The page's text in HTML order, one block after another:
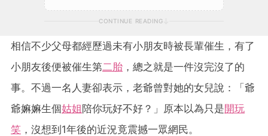
CONTINUE READING
相信不少父母都經歷過未有小朋友時被長輩催生，有了
小朋友後便被催生第二胎 ，總之就是一件沒完沒了的
事。不過一名人妻卻表示，老爺曾對她的女兒說：「爺
爺嫲嫲生個姑姐陪你玩好不好？」原本以為只是開玩
笑 ，沒想到1年後的近況竟震撼一眾網民。